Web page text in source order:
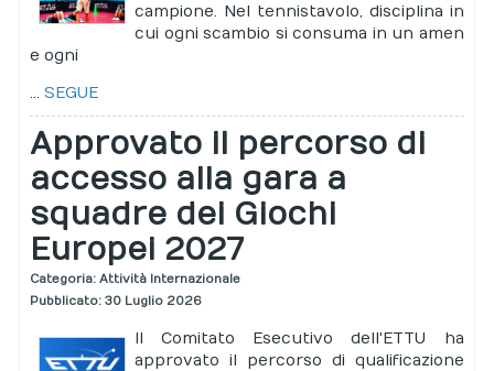
campione. Nel tennistavolo, disciplina in
cui ogni scambio si consuma in un amen
e ogni
...SEGUE
Approvato il percorso di
accesso alla gara a
squadre dei Giochi
Europei 2027
Categoria:Attività Internazionale
Pubblicato: 30 Luglio 2026
Il Comitato Esecutivo dell'ETTU ha
approvato il percorso di qualificazione